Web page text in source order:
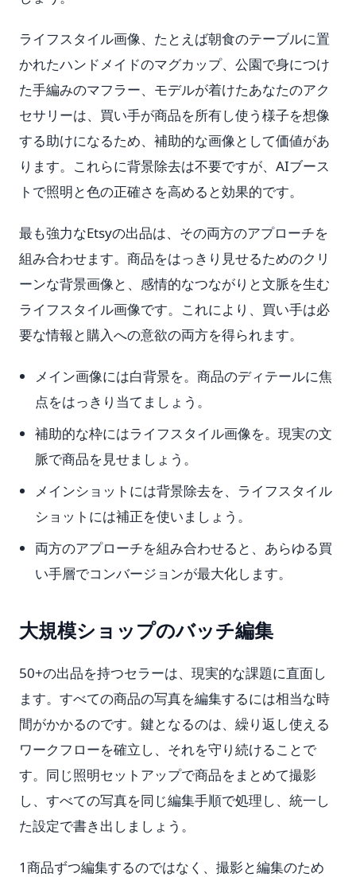
ライフスタイル画像、たとえば朝食のテーブルに置
かれたハンドメイドのマグカップ、公園で身につけ
た手編みのマフラー、モデルが着けたあなたのアク
セサリーは、買い手が商品を所有し使う様子を想像
する助けになるため、補助的な画像として価値があ
ります。これらに背景除去は不要ですが、AIブース
トで照明と色の正確さを高めると効果的です。
最も強力なEtsyの出品は、その両方のアプローチを
組み合わせます。商品をはっきり見せるためのクリ
ーンな背景画像と、感情的なつながりと文脈を生む
ライフスタイル画像です。これにより、買い手は必
要な情報と購入への意欲の両方を得られます。
メイン画像には白背景を。商品のディテールに焦
点をはっきり当てましょう。
補助的な枠にはライフスタイル画像を。現実の文
脈で商品を見せましょう。
メインショットには背景除去を、ライフスタイル
ショットには補正を使いましょう。
両方のアプローチを組み合わせると、あらゆる買
い手層でコンバージョンが最大化します。
大規模ショップのバッチ編集
50+の出品を持つセラーは、現実的な課題に直面し
ます。すべての商品の写真を編集するには相当な時
間がかかるのです。鍵となるのは、繰り返し使える
ワークフローを確立し、それを守り続けることで
す。同じ照明セットアップで商品をまとめて撮影
し、すべての写真を同じ編集手順で処理し、統一し
た設定で書き出しましょう。
1商品ずつ編集するのではなく、撮影と編集のため